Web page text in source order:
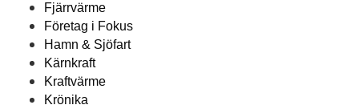
Fjärrvärme
Företag i Fokus
Hamn & Sjöfart
Kärnkraft
Kraftvärme
Krönika